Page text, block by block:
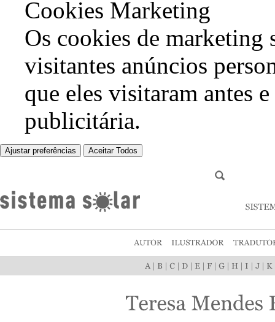
Cookies Marketing
Os cookies de marketing
visitantes anúncios
que eles visitaram antes
publicitária.
Ajustar preferências Aceitar Todos